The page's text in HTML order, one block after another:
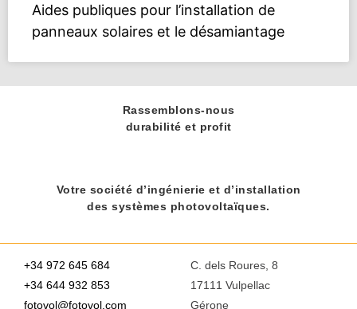
Aides publiques pour l’installation de
panneaux solaires et le désamiantage
Rassemblons-nous
durabilité et profit
Votre société d’ingénierie et d’installation
des systèmes photovoltaïques.
+34 972 645 684
+34 644 932 853
fotovol@fotovol.com
C. dels Roures, 8
17111 Vulpellac
Gérone